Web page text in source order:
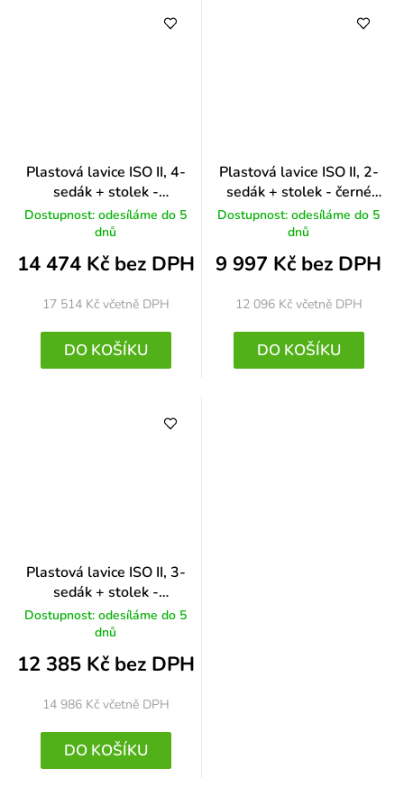
Plastová lavice ISO II, 4-
sedák + stolek -
chromované nohy, oranžová
Dostupnost: odesíláme do 5
dnů
14 474 Kč bez DPH
17 514 Kč včetně DPH
DO KOŠÍKU
Plastová lavice ISO II, 2-
sedák + stolek - černé
nohy, žlutá
Dostupnost: odesíláme do 5
dnů
9 997 Kč bez DPH
12 096 Kč včetně DPH
DO KOŠÍKU
Plastová lavice ISO II, 3-
sedák + stolek -
chromované nohy, zelená
Dostupnost: odesíláme do 5
dnů
12 385 Kč bez DPH
14 986 Kč včetně DPH
DO KOŠÍKU